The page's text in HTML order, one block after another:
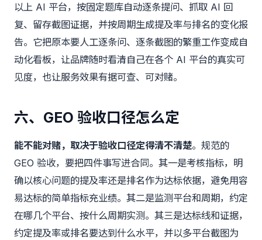
以上 AI 平台，按固定题库自动逐条提问、抓取 AI 回
复、留存截图证据，并按周期生成提及率与排名的变化报
告。它把原本要人工逐条问、逐条截图的繁重工作变成自
动化看板，让品牌随时看清自己在各个 AI 平台的真实可
见度，也让服务效果有据可查、可对赌。
六、GEO 验收口径怎么定
能不能对赌，取决于验收口径定得清不清楚。规范的
GEO 验收，要把四件事写进合同。其一是考核指标，明
确以核心问题的提及率还是排名作为达标依据，避免用容
易达标的简单指标充业绩。其二是监测平台和周期，约定
在哪几个平台、按什么周期实测。其三是达标线和证据，
约定提及率或排名要达到什么水平，并以多平台截图为